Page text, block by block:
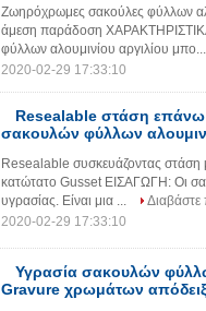
Ζωηρόχρωμες σακούλες φύλλων
άμεση παράδοση
φύλλων αλουμινίου αργιλίου μπο...
2020-02-29 17:33:10
Resealable στάση
σακουλών φύλλων
Resealable συσκευάζοντας στάση
κατώτατο Gusset ΕΙΣΑΓΩΓΗ: Οι
υγρασίας. Είναι μια ...
Διαβάστε
2020-02-29 17:33:10
Υγρασία σακουλών
Gravure χρωμάτων